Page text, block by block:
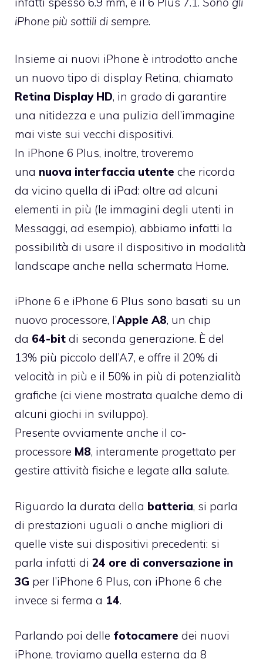
iPhone più sottili di sempre.
Insieme ai nuovi iPhone è introdotto anche
un nuovo tipo di display Retina, chiamato
Retina Display HD, in grado di garantire
una nitidezza e una pulizia dell’immagine
mai viste sui vecchi dispositivi.
In iPhone 6 Plus, inoltre, troveremo
una nuova interfaccia utente che ricorda
da vicino quella di iPad: oltre ad alcuni
elementi in più (le immagini degli utenti in
Messaggi, ad esempio), abbiamo infatti la
possibilità di usare il dispositivo in modalità
landscape anche nella schermata Home.
iPhone 6 e iPhone 6 Plus sono basati su un
nuovo processore, l’Apple A8, un chip
da 64-bit di seconda generazione. È del
13% più piccolo dell’A7, e offre il 20% di
velocità in più e il 50% in più di potenzialità
grafiche (ci viene mostrata qualche demo di
alcuni giochi in sviluppo).
Presente ovviamente anche il co-
processore M8, interamente progettato per
gestire attività fisiche e legate alla salute.
Riguardo la durata della batteria, si parla
di prestazioni uguali o anche migliori di
quelle viste sui dispositivi precedenti: si
parla infatti di 24 ore di conversazione in
3G per l’iPhone 6 Plus, con iPhone 6 che
invece si ferma a 14.
Parlando poi delle fotocamere dei nuovi
iPhone, troviamo quella esterna da 8